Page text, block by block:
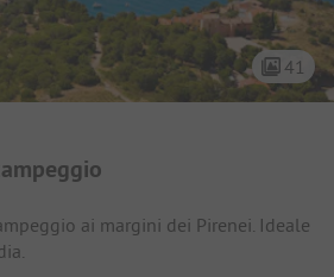
41
ai margini dei Pirenei. Ideale